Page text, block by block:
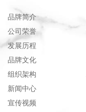
品牌简介
公司荣誉
发展历程
品牌文化
组织架构
新闻中心
宣传视频